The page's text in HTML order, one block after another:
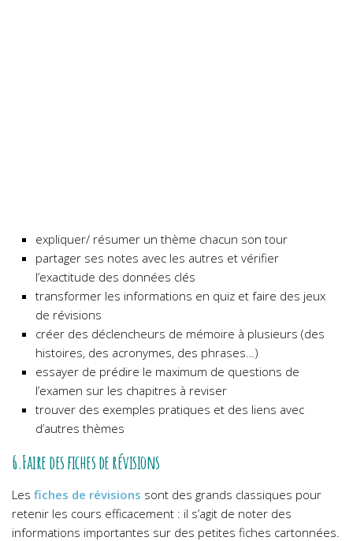
expliquer/ résumer un thème chacun son tour
partager ses notes avec les autres et vérifier
l’exactitude des données clés
transformer les informations en quiz et faire des jeux
de révisions
créer des déclencheurs de mémoire à plusieurs (des
histoires, des acronymes, des phrases…)
essayer de prédire le maximum de questions de
l’examen sur les chapitres à reviser
trouver des exemples pratiques et des liens avec
d’autres thèmes
6.Faire des fiches de révisions
Les fiches de révisions sont des grands classiques pour
retenir les cours efficacement : il s’agit de noter des
informations importantes sur des petites fiches cartonnées.